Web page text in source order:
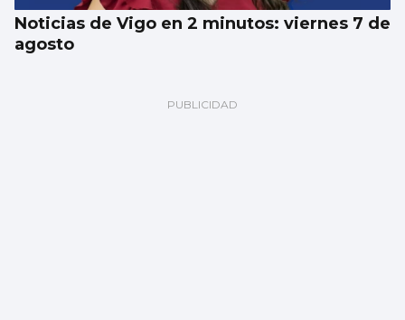
Noticias de Vigo en 2 minutos: viernes 7 de
agosto